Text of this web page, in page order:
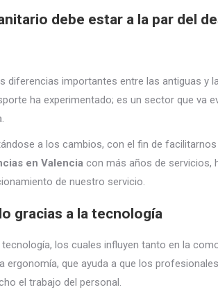
debe estar a la par del
diferencias importantes entre las antiguas y
ha experimentado; es un sector que va
a los cambios, con el fin de
en Valencia con más años de servicios,
de nuestro servicio.
gracias a la tecnología
los cuales influyen tanto en la
que ayuda a que los
el trabajo del personal.